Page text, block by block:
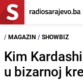
/ MAGAZIN / SHOWBIZ
Kim
u bizarnoj